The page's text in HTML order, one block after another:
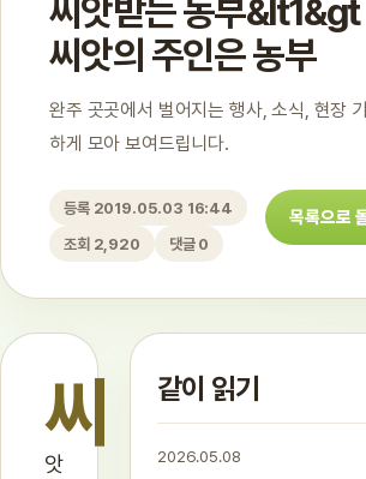
씨앗받는 농부&lt1&gt
씨앗의 주인은 농부
완주 곳곳에서 벌어지는 행사, 소식, 현장
하게 모아 보여드립니다.
등록 2019.05.03 16:44
조회 2,920
댓글 0
목록으로
씨
앗
같이 읽기
2026.05.08